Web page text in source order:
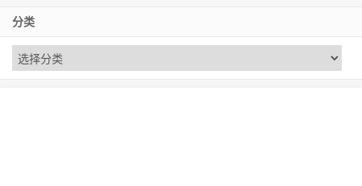
分类